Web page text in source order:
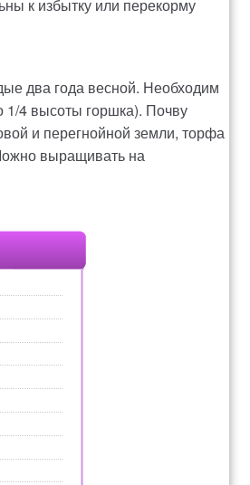
к избытку или перекорму
два года весной. Необходим
4 высоты горшка). Почву
и перегнойной земли, торфа
выращивать на